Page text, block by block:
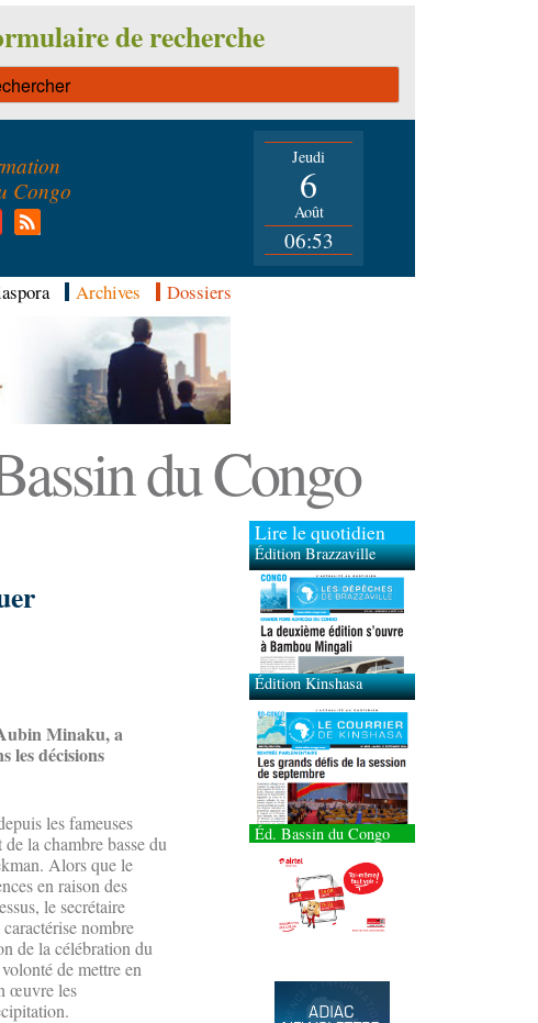
de recherche
Congo
Jeudi
6
Août
06:53
Archives Dossiers
du Congo
Minaku, a
les décisions
les fameuses
la chambre basse du
Alors que le
en raison des
le secrétaire
nombre
de la célébration du
de mettre en
œuvre les
Lire le quotidien
Édition Brazzaville
Édition Kinshasa
Éd. Bassin du Congo